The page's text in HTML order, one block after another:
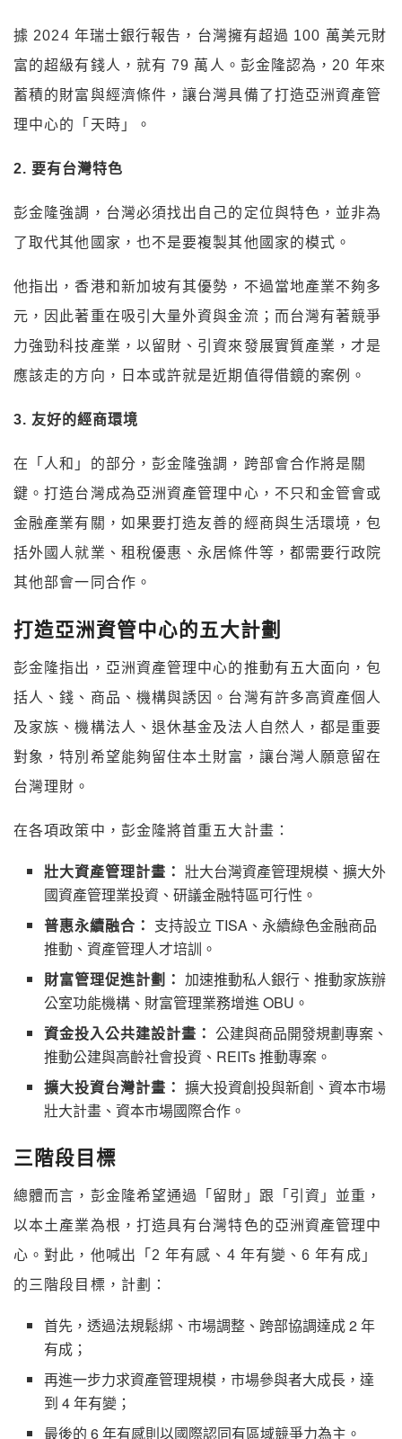
據 2024 年瑞士銀行報告，台灣擁有超過 100 萬美元財
富的超級有錢人，就有 79 萬人。彭金隆認為，20 年來
蓄積的財富與經濟條件，讓台灣具備了打造亞洲資產管
理中心的「天時」。
2. 要有台灣特色
彭金隆強調，台灣必須找出自己的定位與特色，並非為
了取代其他國家，也不是要複製其他國家的模式。
他指出，香港和新加坡有其優勢，不過當地產業不夠多
元，因此著重在吸引大量外資與金流；而台灣有著競爭
力強勁科技產業，以留財、引資來發展實質產業，才是
應該走的方向，日本或許就是近期值得借鏡的案例。
3. 友好的經商環境
在「人和」的部分，彭金隆強調，跨部會合作將是關
鍵。打造台灣成為亞洲資產管理中心，不只和金管會或
金融產業有關，如果要打造友善的經商與生活環境，包
括外國人就業、租稅優惠、永居條件等，都需要行政院
其他部會一同合作。
打造亞洲資管中心的五大計劃
彭金隆指出，亞洲資產管理中心的推動有五大面向，包
括人、錢、商品、機構與誘因。台灣有許多高資產個人
及家族、機構法人、退休基金及法人自然人，都是重要
對象，特別希望能夠留住本土財富，讓台灣人願意留在
台灣理財。
在各項政策中，彭金隆將首重五大計畫：
壯大資產管理計畫： 壯大台灣資產管理規模、擴大外
國資產管理業投資、研議金融特區可行性。
普惠永續融合： 支持設立 TISA、永續綠色金融商品
推動、資產管理人才培訓。
財富管理促進計劃： 加速推動私人銀行、推動家族辦
公室功能機構、財富管理業務增進 OBU。
資金投入公共建設計畫： 公建與商品開發規劃專案、
推動公建與高齡社會投資、REITs 推動專案。
擴大投資台灣計畫： 擴大投資創投與新創、資本市場
壯大計畫、資本市場國際合作。
三階段目標
總體而言，彭金隆希望通過「留財」跟「引資」並重，
以本土產業為根，打造具有台灣特色的亞洲資產管理中
心。對此，他喊出「2 年有感、4 年有變、6 年有成」
的三階段目標，計劃：
首先，透過法規鬆綁、市場調整、跨部協調達成 2 年
有成；
再進一步力求資產管理規模，市場參與者大成長，達
到 4 年有變；
最後的 6 年有感則以國際認同有區域競爭力為主。